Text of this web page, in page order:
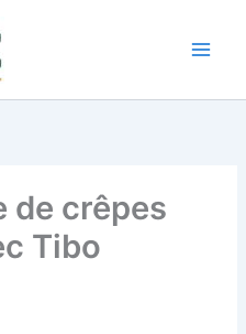
de crêpes
Tibo